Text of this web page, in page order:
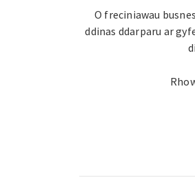
O freciniawau
ddinas ddarparu ar